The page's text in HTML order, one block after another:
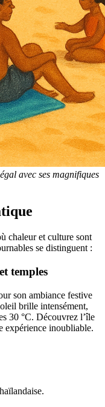
avec ses magnifiques
chaleur et culture sont
se distinguent :
temples
son ambiance festive
brille intensément,
30 °C. Découvrez l’île
expérience inoubliable.